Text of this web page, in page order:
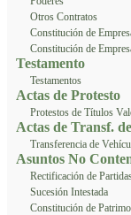
Otros Contratos
Constitución de
Constitución de
Testamento
Testamentos
Actas de Protesto
Protestos de Títulos
Actas de Transf.
Transferencia de
Asuntos No
Rectificación de
Sucesión Intestada
Constitución de